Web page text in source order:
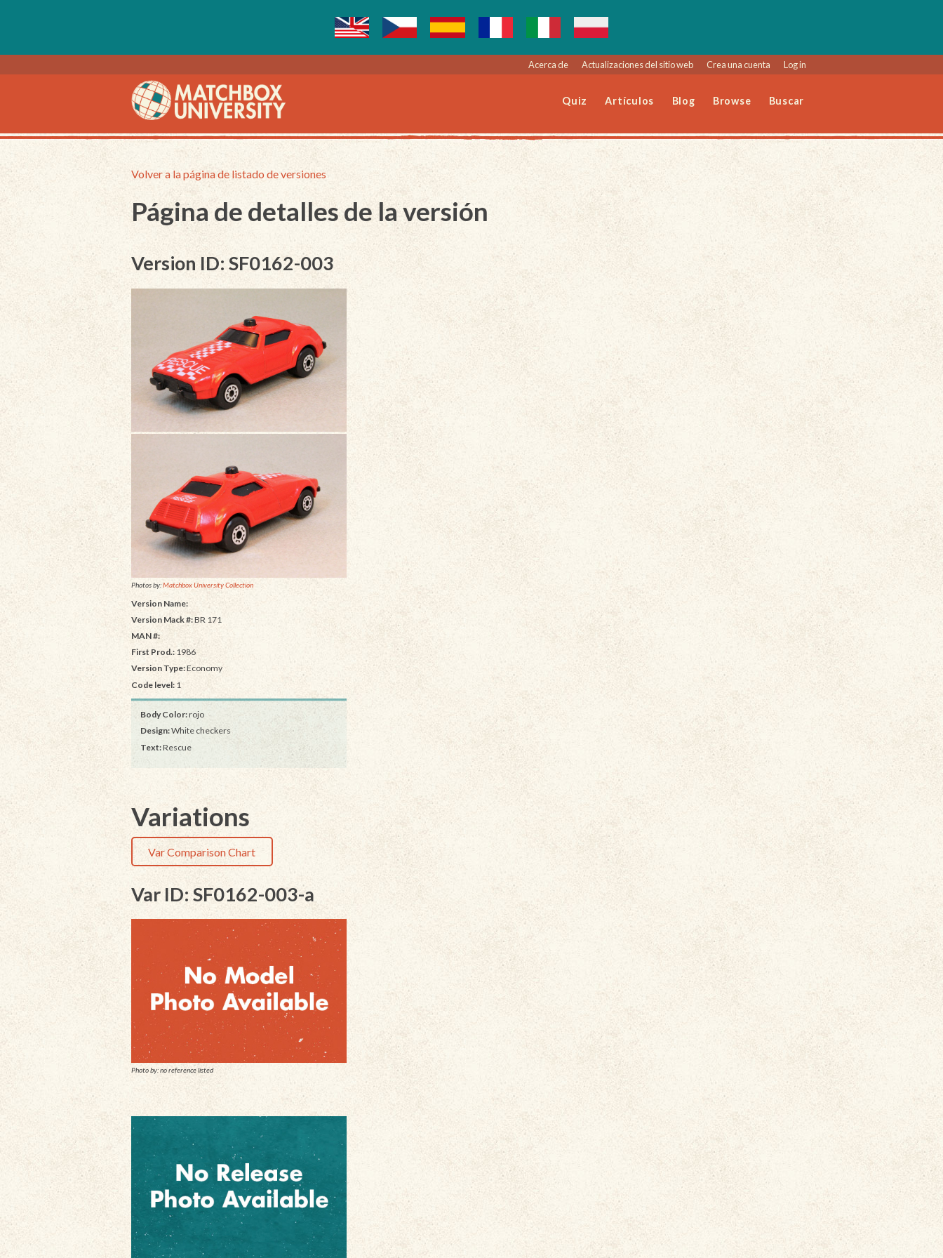
Acerca de Actualizaciones del sitio web Crea una cuenta Log in
Quiz Artículos Blog Browse Buscar
Volver a la página de listado de versiones
Página de detalles de la versión
Version ID: SF0162-003
Photos by:Matchbox University Collection
Version Name:
Version Mack #:BR 171
MAN #:
First Prod.: 1986
Version Type:Economy
Code level: 1
Body Color:rojo
Design:White checkers
Text:Rescue
Variations
Var Comparison Chart
Var ID: SF0162-003-a
Photo by: no reference listed